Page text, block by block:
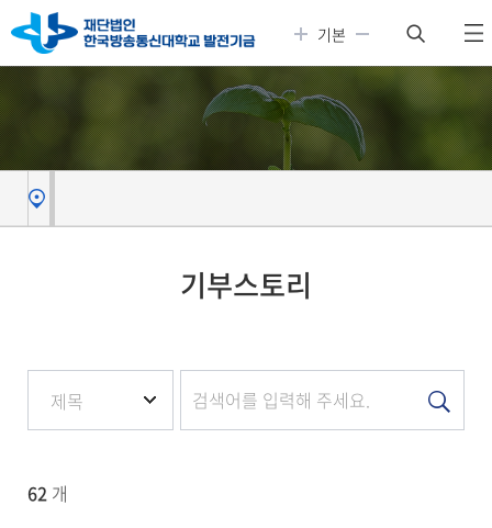
주메뉴 바로가기
본문 바로가기
기본
기부스토리
62 개